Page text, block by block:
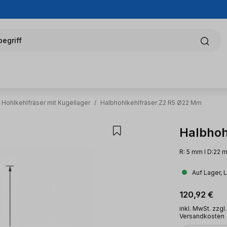
Hohlkehlfräser mit Kugellager / Halbhohlkehlfräser Z2 R5 Ø22 Mm
R: 5 mm l D:22
Auf Lager,
Regulärer
120,92 €
inkl. MwSt. zzgl.
Versandkosten